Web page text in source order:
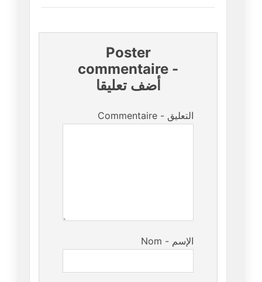
Poster
commentaire -
أضف تعليقا
Commentaire - التعليق
Nom - الإسم